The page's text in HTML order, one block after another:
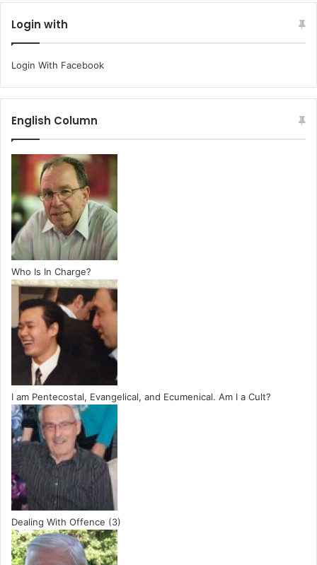
Login with
Login With Facebook
English Column
Who Is In Charge?
I am Pentecostal, Evangelical, and Ecumenical. Am I a Cult?
Dealing With Offence (3)